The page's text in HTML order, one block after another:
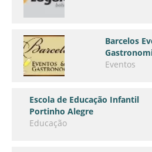
Barcelos
Eventos
Escola de Educação Infantil
Portinho Alegre
Educação